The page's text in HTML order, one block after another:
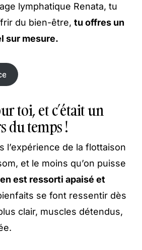
lymphatique Renata, tu
du bien-être, tu offres un
sur mesure.
toi, et c’était un
du temps !
l’expérience de la flottaison
et le moins qu’on puisse
est ressorti apaisé et
se font ressentir dès
clair, muscles détendus,